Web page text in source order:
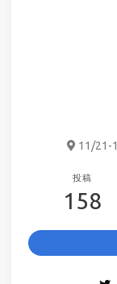
11/21-
投稿
158